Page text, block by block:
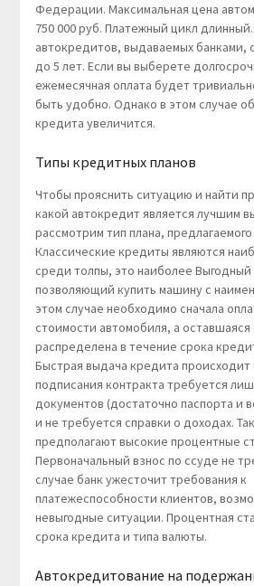
Федерации. Максимальная цена
750 000 руб. Платежный цикл
автокредитов, выдаваемых банками,
до 5 лет. Если вы выберете
ежемесячная оплата будет
быть удобно. Однако в этом случае
кредита увеличится.
Типы кредитных планов
Чтобы прояснить ситуацию и найти
какой автокредит является лучшим
рассмотрим тип плана,
Классические кредиты являются
среди толпы, это наиболее Выгодный
позволяющий купить машину с
этом случае необходимо сначала
стоимости автомобиля, а
распределена в течение срока
Быстрая выдача кредита
подписания контракта требуется
документов (достаточно паспорта и
и не требуется справки о доходах.
предполагают высокие процентные
Первоначальный взнос по ссуде не
случае банк ужесточит требования к
платежеспособности клиентов,
невыгодные ситуации. Процентная
срока кредита и типа валюты.
Автокредитование на